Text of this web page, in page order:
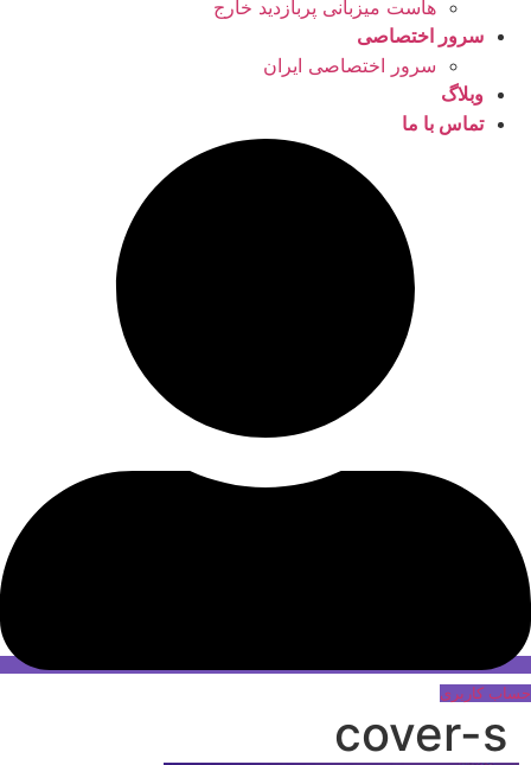
هاست میزبانی پربازدید خارج
سرور اختصاصی
سرور اختصاصی ایران
وبلاگ
تماس با ما
حساب کاربری
cover-s